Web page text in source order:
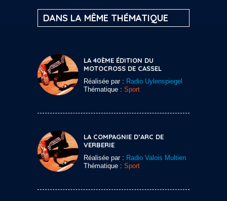
DANS LA MÊME THÉMATIQUE
LA 40ÈME ÉDITION DU
MOTOCROSS DE CASSEL
Réalisée par : Radio Uylenspiegel
Thématique : Sport
LA COMPAGNIE D’ARC DE
VERBERIE
Réalisée par : Radio Valois Multien
Thématique : Sport